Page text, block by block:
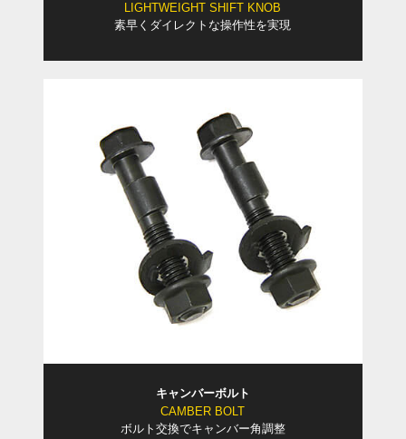
LIGHTWEIGHT SHIFT KNOB
素早くダイレクトな操作性を実現
キャンバーボルト
CAMBER BOLT
ボルト交換でキャンバー角調整